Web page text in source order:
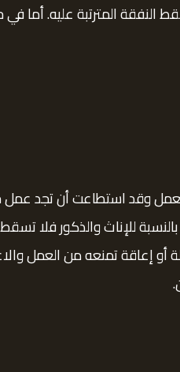
النفقة المترتبة عليه. أما
وقد استطاعت أن تجد
للإناث والذكور فلا
أو إعاقة تمنعه من